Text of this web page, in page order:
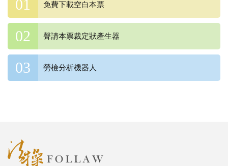
免費下載空白本票
聲請本票裁定狀產生器
勞檢分析機器人